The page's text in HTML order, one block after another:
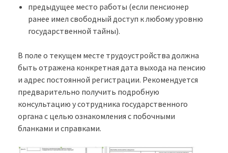
предыдущее место работы (если пенсионер
ранее имел свободный доступ к любому уровню
государственной тайны).
В поле о текущем месте трудоустройства должна
быть отражена конкретная дата выхода на пенсию
и адрес постоянной регистрации. Рекомендуется
предварительно получить подробную
консультацию у сотрудника государственного
органа с целью ознакомления с побочными
бланками и справками.